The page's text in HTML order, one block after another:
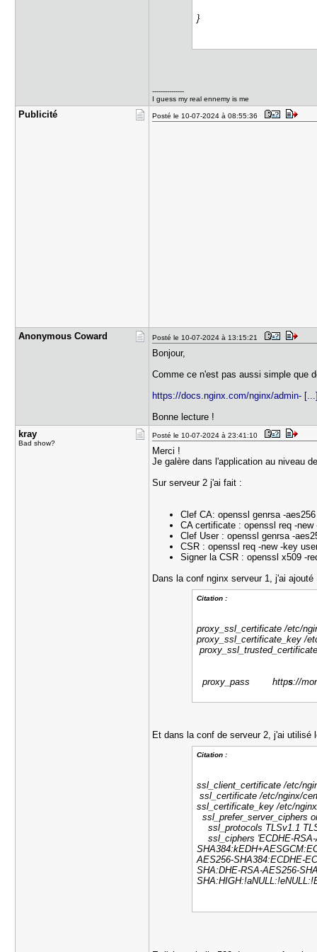
}
---------------
I guess my real ennemy is me
Publicité Posté le 10-07-2024 à 08:55:36
Anonymous ​Coward Posté le 10-07-2024 à 13:15:21
Bonjour,
Comme ce n'est pas aussi simple que
https://docs.nginx.com/nginx/admin-
Bonne lecture !
kray
Bad show?
Posté le 10-07-2024 à 23:41:10
Merci !
Je galère dans l'application au niveau
Sur serveur 2 j'ai fait :
Clef CA: openssl genrsa -
CA certificate : openssl req -
Clef User : openssl genrsa -
CSR : openssl req -new -key
Signer la CSR : openssl x509 -
Dans la conf nginx serveur 1, j'ai ajouté
Citation :
proxy_ssl_certificate /etc/
proxy_ssl_certificate_key /
proxy_pass https://
Et dans la conf de serveur 2, j'ai
Citation :
ssl_client_certificate /etc/
ssl_certificate /etc/nginx/
ssl_certificate_key /etc/
ssl_prefer_server_ciphers
ssl_protocols TLSv1.1
ssl_ciphers 'ECDHE-RSA-
AES256-SHA384:ECDHE-
SHA:DHE-RSA-AES256-